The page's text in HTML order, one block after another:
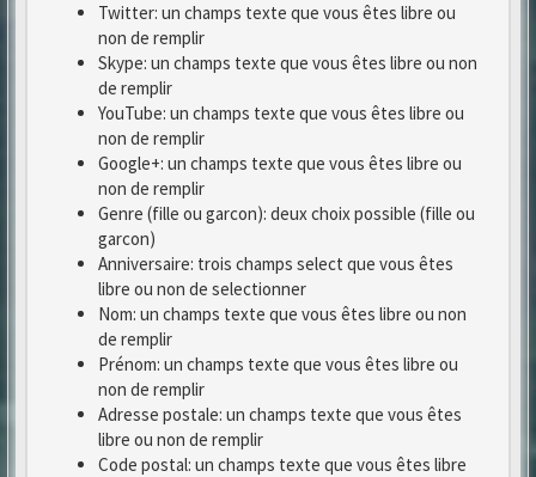
Twitter: un champs texte que vous êtes libre ou
non de remplir
Skype: un champs texte que vous êtes libre ou non
de remplir
YouTube: un champs texte que vous êtes libre ou
non de remplir
Google+: un champs texte que vous êtes libre ou
non de remplir
Genre (fille ou garcon): deux choix possible (fille ou
garcon)
Anniversaire: trois champs select que vous êtes
libre ou non de selectionner
Nom: un champs texte que vous êtes libre ou non
de remplir
Prénom: un champs texte que vous êtes libre ou
non de remplir
Adresse postale: un champs texte que vous êtes
libre ou non de remplir
Code postal: un champs texte que vous êtes libre